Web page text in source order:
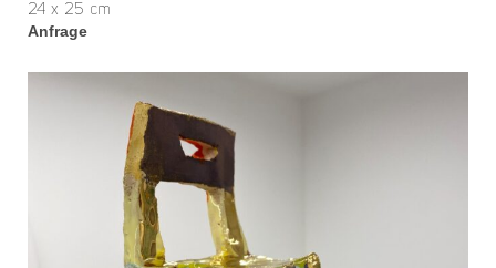
24 x 25 cm
Anfrage